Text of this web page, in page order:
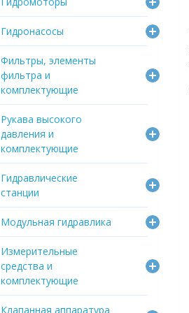
Гидронасосы
Фильтры, элементы
фильтра и
комплектующие
Рукава высокого
давления и
комплектующие
Гидравлические
станции
Модульная гидравлика
Измерительные
средства и
комплектующие
Клапанная аппаратура